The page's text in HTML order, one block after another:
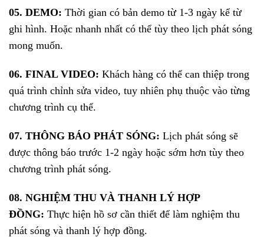
05. DEMO: Thời gian có bản demo từ 1-3 ngày kể từ
ghi hình. Hoặc nhanh nhất có thể tùy theo lịch phát sóng
mong muốn.
06. FINAL VIDEO: Khách hàng có thể can thiệp trong
quá trình chỉnh sửa video, tuy nhiên phụ thuộc vào từng
chương trình cụ thể.
07. THÔNG BÁO PHÁT SÓNG: Lịch phát sóng sẽ
được thông báo trước 1-2 ngày hoặc sớm hơn tùy theo
chương trình phát sóng.
08. NGHIỆM THU VÀ THANH LÝ HỢP
ĐỒNG: Thực hiện hồ sơ cần thiết để làm nghiệm thu
phát sóng và thanh lý hợp đồng.